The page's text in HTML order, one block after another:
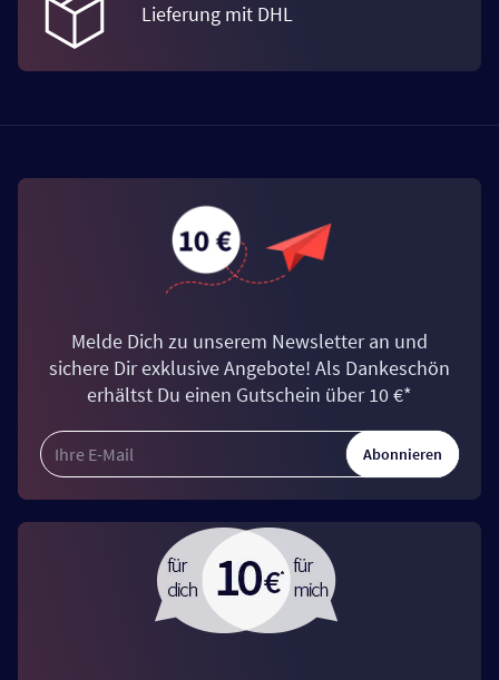
Lieferung mit DHL
Melde Dich zu unserem Newsletter an und
sichere Dir exklusive Angebote! Als Dankeschön
erhältst Du einen Gutschein über 10 €*
Abonnieren